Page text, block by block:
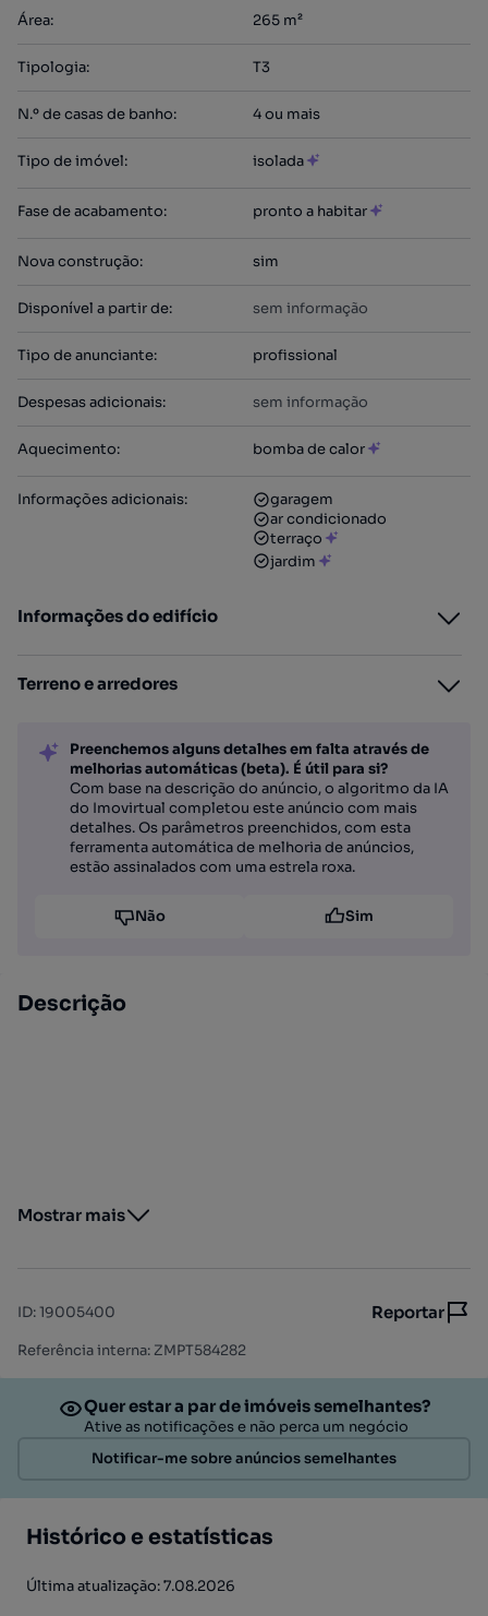
Área: 265 m²
Tipologia: T3
N.º de casas de banho: 4 ou mais
Tipo de imóvel: isolada
Fase de acabamento: pronto a habitar
Nova construção: sim
Disponível a partir de: sem informação
Tipo de anunciante: profissional
Despesas adicionais: sem informação
Aquecimento: bomba de calor
Informações adicionais:
garagem
ar condicionado
terraço
jardim
Informações do edifício
Terreno e arredores
Preenchemos alguns detalhes em falta através de
melhorias automáticas (beta). É útil para si?
Com base na descrição do anúncio, o algoritmo da IA
do Imovirtual completou este anúncio com mais
detalhes. Os parâmetros preenchidos, com esta
ferramenta automática de melhoria de anúncios,
estão assinalados com uma estrela roxa.
Não Sim
Descrição
Mostrar mais
ID:19005400 Reportar
Referência interna: ZMPT584282
Quer estar a par de imóveis semelhantes?
Ative as notificações e não perca um negócio
Notificar-me sobre anúncios semelhantes
Histórico e estatísticas
Última atualização: 7.08.2026